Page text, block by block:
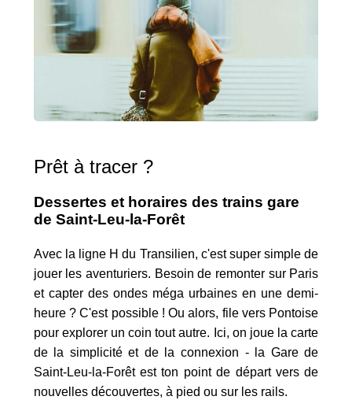
Prêt à tracer ?
Dessertes et horaires des trains gare
de Saint-Leu-la-Forêt
Avec la ligne H du Transilien, c'est super simple de
jouer les aventuriers. Besoin de remonter sur Paris
et capter des ondes méga urbaines en une demi-
heure ? C'est possible ! Ou alors, file vers Pontoise
pour explorer un coin tout autre. Ici, on joue la carte
de la simplicité et de la connexion - la Gare de
Saint-Leu-la-Forêt est ton point de départ vers de
nouvelles découvertes, à pied ou sur les rails.